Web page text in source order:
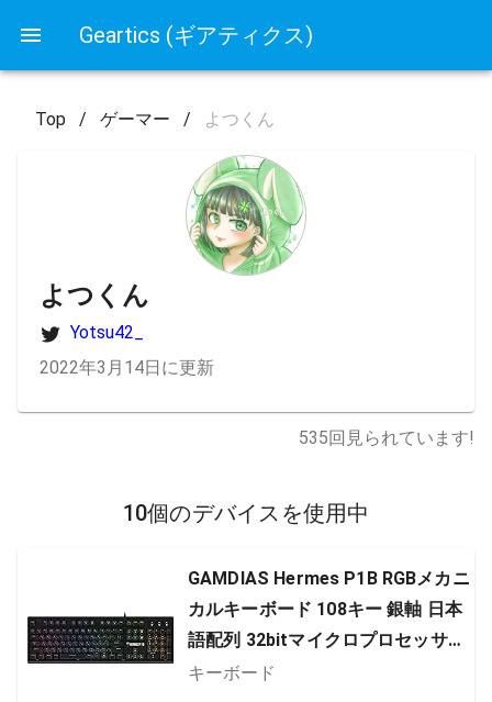
Geartics (ギアティクス)
Top / ゲーマー / よつくん
よつくん
Yotsu42_
2022年3月14日に更新
535回見られています!
10個のデバイスを使用中
GAMDIAS Hermes P1B RGBメカニ
カルキーボード 108キー 銀軸 日本
語配列 32bitマイクロプロセッサー
搭載 Nキーロールオーバー(Herme
キーボード